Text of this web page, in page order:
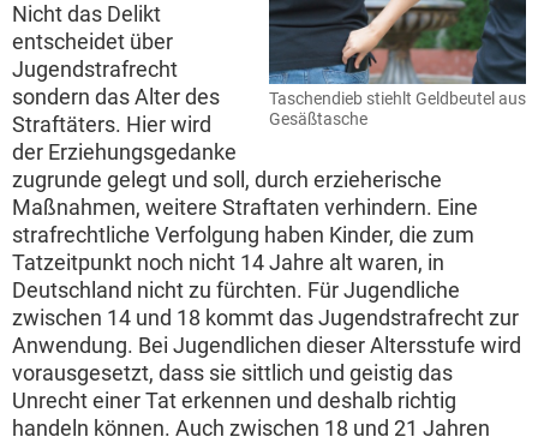
Taschendieb stiehlt Geldbeutel aus
Gesäßtasche
Nicht das Delikt
entscheidet über
Jugendstrafrecht
sondern das Alter des
Straftäters. Hier wird
der Erziehungsgedanke
zugrunde gelegt und soll, durch erzieherische
Maßnahmen, weitere Straftaten verhindern. Eine
strafrechtliche Verfolgung haben Kinder, die zum
Tatzeitpunkt noch nicht 14 Jahre alt waren, in
Deutschland nicht zu fürchten. Für Jugendliche
zwischen 14 und 18 kommt das Jugendstrafrecht zur
Anwendung. Bei Jugendlichen dieser Altersstufe wird
vorausgesetzt, dass sie sittlich und geistig das
Unrecht einer Tat erkennen und deshalb richtig
handeln können. Auch zwischen 18 und 21 Jahren